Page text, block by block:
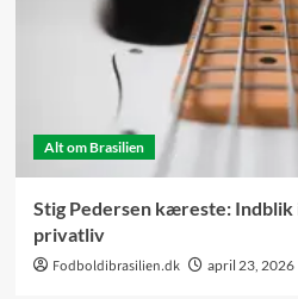
Alt om Brasilien
Stig Pedersen kæreste: Indblik
privatliv
Fodboldibrasilien.dk april 23, 2026